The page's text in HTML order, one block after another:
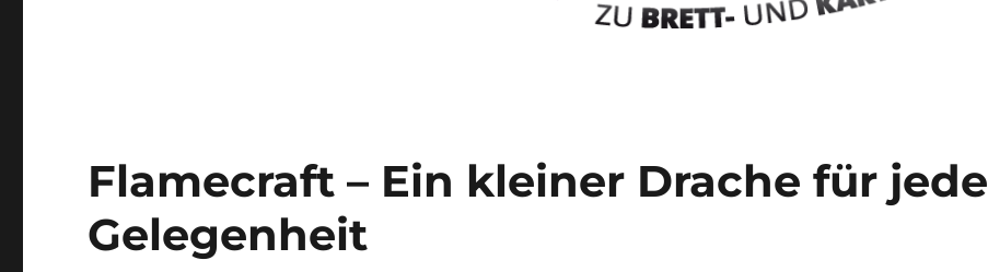
Flamecraft – Ein kleiner Drache für jede
Gelegenheit